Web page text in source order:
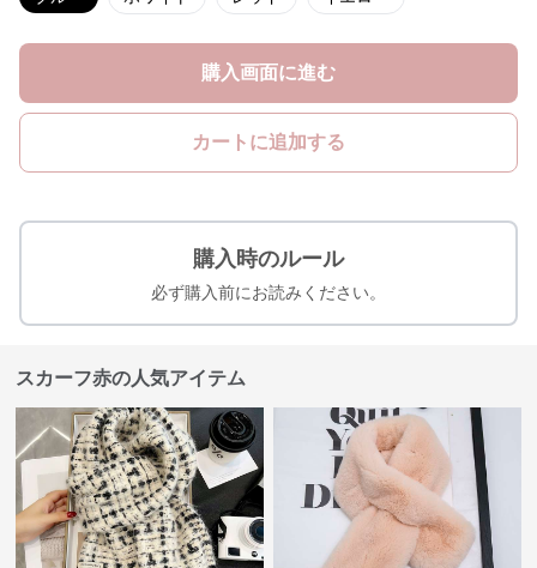
購入画面に進む
カートに追加する
購入時のルール
必ず購入前にお読みください。
スカーフ赤の人気アイテム